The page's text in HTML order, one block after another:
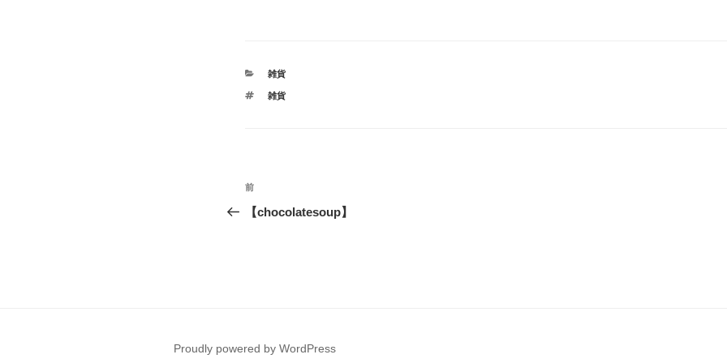
カ
ゴ
雑貨
タ
雑貨
投
稿
シ
前
の
前
【chocolatesoup】
Proudly powered by WordPress